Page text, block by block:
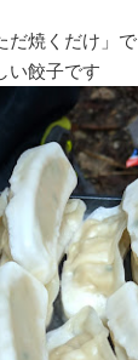
だ焼くだけ」で
い餃子です